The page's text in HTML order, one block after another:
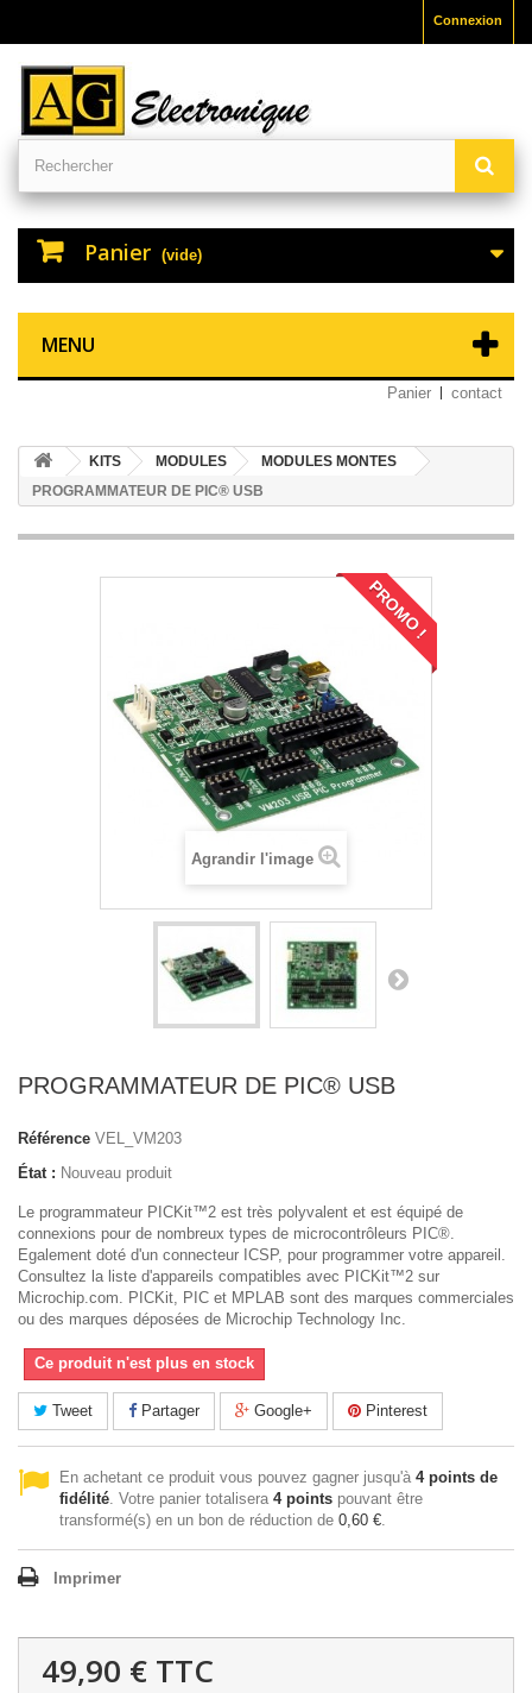
Connexion
Panier (vide)
MENU
Panier contact
KITS MODULES
MODULES MONTES
PROGRAMMATEUR DE PIC® USB
PROMO !
Agrandir l'image
PROGRAMMATEUR DE PIC® USB
Référence VEL_VM203
État : Nouveau produit
Le programmateur PICKit™2 est très polyvalent et est équipé de
connexions pour de nombreux types de microcontrôleurs PIC®.
Egalement doté d'un connecteur ICSP, pour programmer votre appareil.
Consultez la liste d'appareils compatibles avec PICKit™2 sur
Microchip.com. PICKit, PIC et MPLAB sont des marques commerciales
ou des marques déposées de Microchip Technology Inc.
Ce produit n'est plus en stock
Tweet Partager Google+ Pinterest
En achetant ce produit vous pouvez gagner jusqu'à 4points de
fidélité. Votre panier totalisera 4points pouvant être
transformé(s) en un bon de réduction de 0,60 €.
Imprimer
49,90 € TTC